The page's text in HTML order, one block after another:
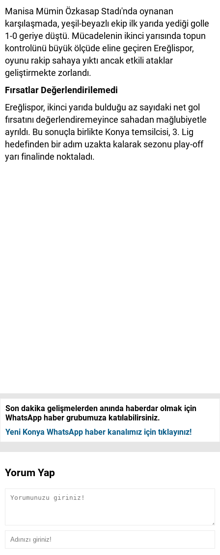
Manisa Mümin Özkasap Stadı'nda oynanan
karşılaşmada, yeşil-beyazlı ekip ilk yarıda yediği golle
1-0 geriye düştü. Mücadelenin ikinci yarısında topun
kontrolünü büyük ölçüde eline geçiren Ereğlispor,
oyunu rakip sahaya yıktı ancak etkili ataklar
geliştirmekte zorlandı.
Fırsatlar Değerlendirilemedi
Ereğlispor, ikinci yarıda bulduğu az sayıdaki net gol
fırsatını değerlendiremeyince sahadan mağlubiyetle
ayrıldı. Bu sonuçla birlikte Konya temsilcisi, 3. Lig
hedefinden bir adım uzakta kalarak sezonu play-off
yarı finalinde noktaladı.
Son dakika gelişmelerden anında haberdar olmak için
WhatsApp haber grubumuza katılabilirsiniz.
Yeni Konya WhatsApp haber kanalımız için tıklayınız!
Yorum Yap